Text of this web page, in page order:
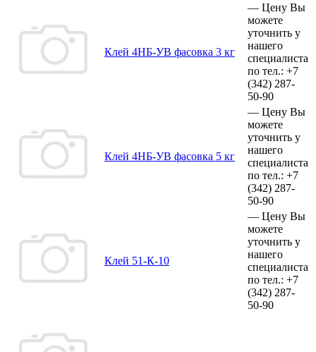
Клей 4НБ-УВ фасовка 3 кг
— Цену Вы
можете
уточнить у
нашего
специалиста
по тел.: +7
(342) 287-
50-90
Клей 4НБ-УВ фасовка 5 кг
— Цену Вы
можете
уточнить у
нашего
специалиста
по тел.: +7
(342) 287-
50-90
Клей 51-К-10
— Цену Вы
можете
уточнить у
нашего
специалиста
по тел.: +7
(342) 287-
50-90